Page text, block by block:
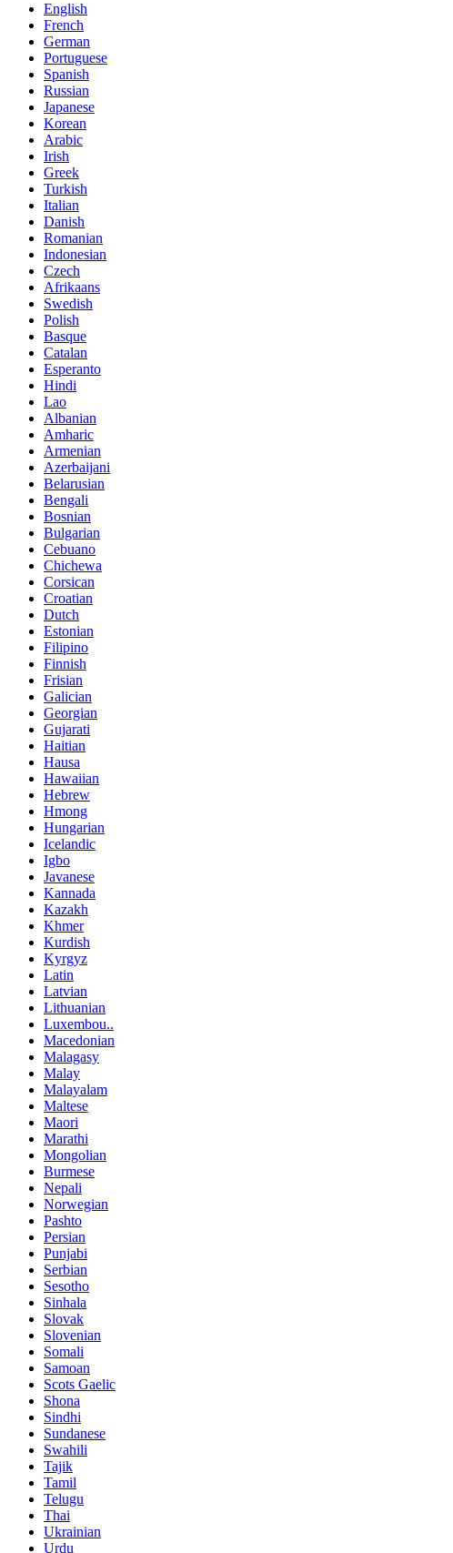
English
French
German
Portuguese
Spanish
Russian
Japanese
Korean
Arabic
Irish
Greek
Turkish
Italian
Danish
Romanian
Indonesian
Czech
Afrikaans
Swedish
Polish
Basque
Catalan
Esperanto
Hindi
Lao
Albanian
Amharic
Armenian
Azerbaijani
Belarusian
Bengali
Bosnian
Bulgarian
Cebuano
Chichewa
Corsican
Croatian
Dutch
Estonian
Filipino
Finnish
Frisian
Galician
Georgian
Gujarati
Haitian
Hausa
Hawaiian
Hebrew
Hmong
Hungarian
Icelandic
Igbo
Javanese
Kannada
Kazakh
Khmer
Kurdish
Kyrgyz
Latin
Latvian
Lithuanian
Luxembou..
Macedonian
Malagasy
Malay
Malayalam
Maltese
Maori
Marathi
Mongolian
Burmese
Nepali
Norwegian
Pashto
Persian
Punjabi
Serbian
Sesotho
Sinhala
Slovak
Slovenian
Somali
Samoan
Scots Gaelic
Shona
Sindhi
Sundanese
Swahili
Tajik
Tamil
Telugu
Thai
Ukrainian
Urdu